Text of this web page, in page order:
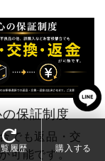
保証制度
でも返品・交
可能です。
履歴 購入する